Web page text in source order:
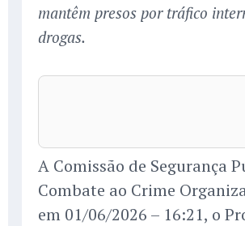
mantêm presos por tráfico
drogas.
A Comissão de Segurança
Combate ao Crime
em 01/06/2026 – 16:21, o